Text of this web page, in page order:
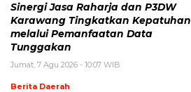
Sinergi Jasa Raharja dan P3DW
Karawang Tingkatkan Kepatuhan
melalui Pemanfaatan Data
Tunggakan
Jumat, 7 Agu 2026 - 10:07 WIB
Berita Daerah